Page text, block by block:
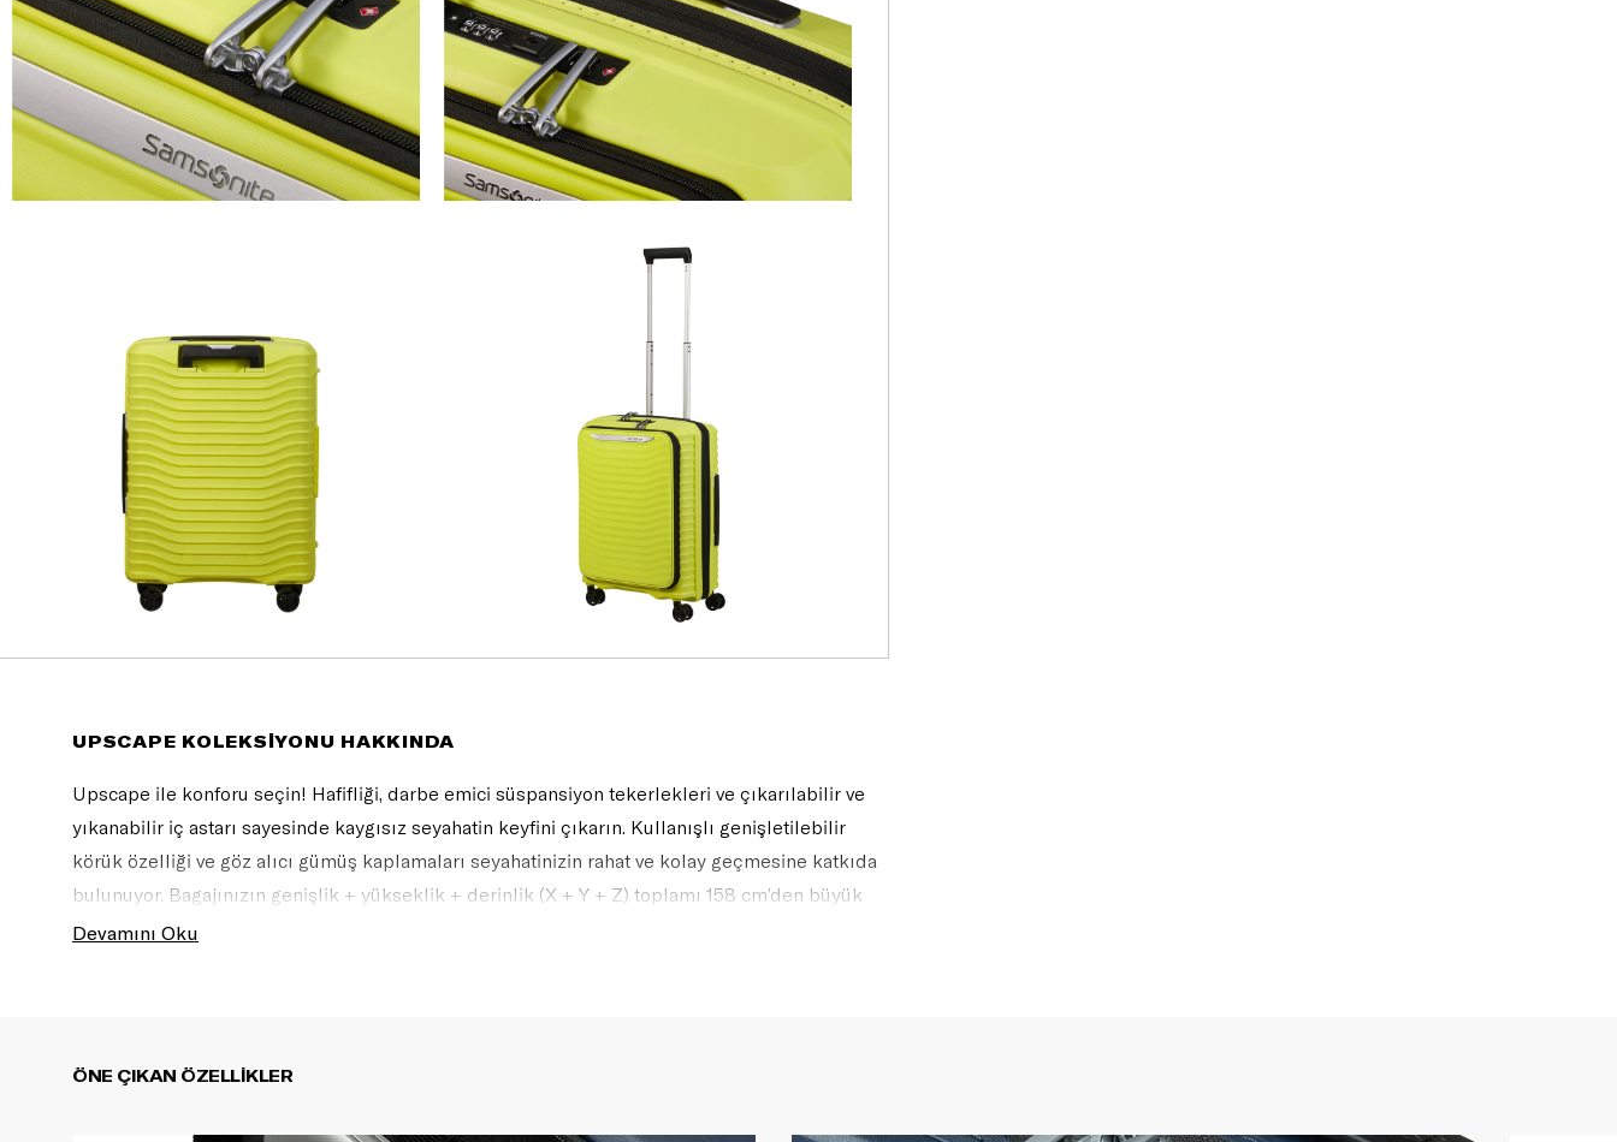
UPSCAPE KOLEKSİYONU HAKKINDA
Upscape ile konforu seçin! Hafifliği, darbe emici süspansiyon tekerlekleri ve çıkarılabilir ve
yıkanabilir iç astarı sayesinde kaygısız seyahatin keyfini çıkarın. Kullanışlı genişletilebilir
körük özelliği ve göz alıcı gümüş kaplamaları seyahatinizin rahat ve kolay geçmesine katkıda
bulunuyor. Bagajınızın genişlik + yükseklik + derinlik (X + Y + Z) toplamı 158 cm’den büyük
ve 292 cm’ye kadar ise oversize bagaj olarak kabul edilir. .
Devamını Oku
ÖNE ÇIKAN ÖZELLİKLER